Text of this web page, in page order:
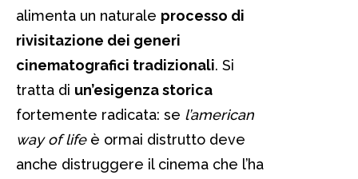
alimenta un naturale processo di
rivisitazione dei generi
cinematografici tradizionali. Si
tratta di un’esigenza storica
fortemente radicata: se l’american
way of lifeè ormai distrutto deve
anche distruggere il cinema che l’ha